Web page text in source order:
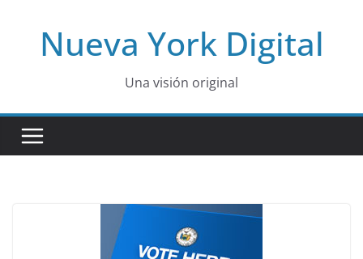
contentNueva York Digital
Una visión original